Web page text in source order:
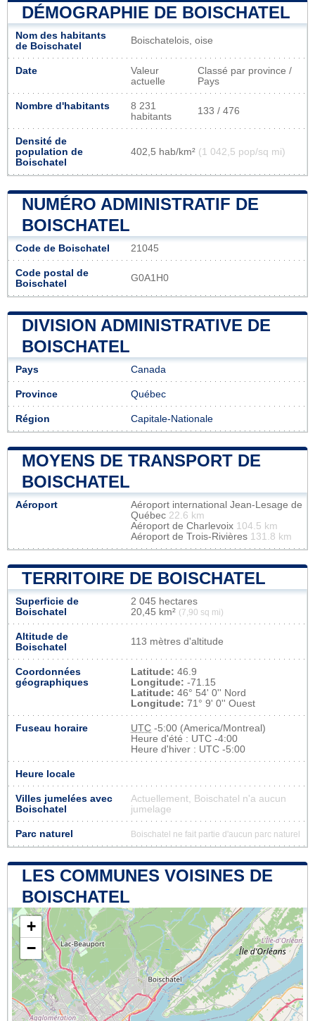
DÉMOGRAPHIE DE BOISCHATEL
Nom des habitants
de Boischatel
Boischatelois, oise
Date
Valeur
actuelle
Classé par province /
Pays
Nombre d'habitants
8 231
habitants
133 / 476
Densité de
population de
Boischatel
402,5 hab/km² (1 042,5 pop/sq mi)
NUMÉRO ADMINISTRATIF DE
BOISCHATEL
Code de Boischatel 21045
Code postal de
Boischatel
G0A1H0
DIVISION ADMINISTRATIVE DE
BOISCHATEL
Pays Canada
Province Québec
Région Capitale-Nationale
MOYENS DE TRANSPORT DE
BOISCHATEL
Aéroport
Aéroport international Jean-Lesage de
Québec 22.6 km
Aéroport de Charlevoix 104.5 km
Aéroport de Trois-Rivières 131.8 km
TERRITOIRE DE BOISCHATEL
Superficie de
Boischatel
2 045 hectares
20,45 km² (7,90 sq mi)
Altitude de
Boischatel
113 mètres d'altitude
Coordonnées
géographiques
Latitude: 46.9
Longitude: -71.15
Latitude: 46° 54' 0'' Nord
Longitude: 71° 9' 0'' Ouest
Fuseau horaire UTC -5:00 (America/Montreal)
Heure d'été : UTC -4:00
Heure d'hiver : UTC -5:00
Heure locale
Villes jumelées avec
Boischatel
Actuellement, Boischatel n'a aucun
jumelage
Parc naturel Boischatel ne fait partie d'aucun parc naturel
LES COMMUNES VOISINES DE
BOISCHATEL
+
−